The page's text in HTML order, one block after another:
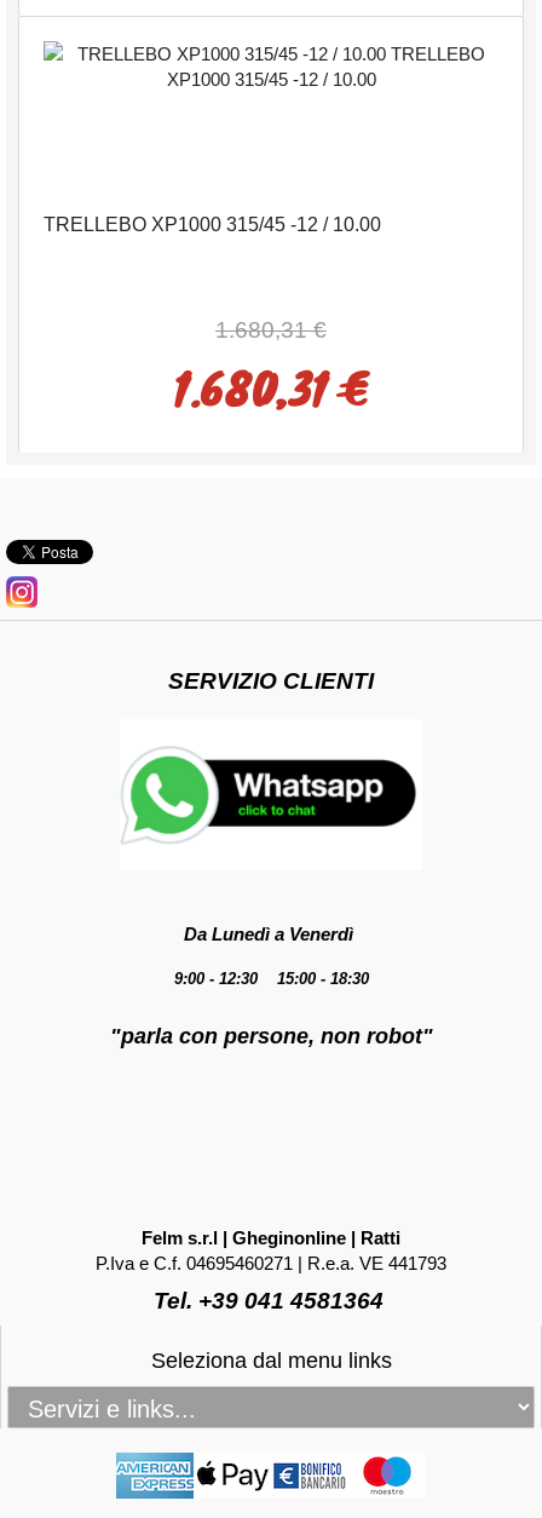
TRELLEBO XP1000 315/45 -12 / 10.00
1.680,31 €
1.680,31 €
SERVIZIO CLIENTI
Da Lunedì a Venerdì
9:00 - 12:30 15:00 - 18:30
"parla con persone, non robot"
Felm s.r.l | Gheginonline | Ratti
P.Iva e C.f. 04695460271 | R.e.a. VE 441793
Tel. +39 041 4581364
Seleziona dal menu links